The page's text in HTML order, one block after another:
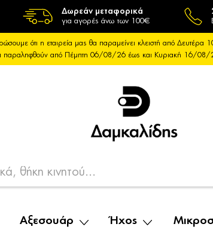
Δωρεάν μεταφορικά
για αγορές άνω των 100€
ότι η εταιρεία μας θα παραμείνει κλειστή από
παραληφθούν από Πέμπτη 06/08/26 έως και Κυριακή 16/
Αξεσουάρ Ήχος